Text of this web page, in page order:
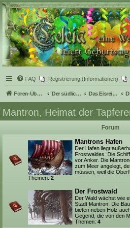
Celcia - eine Welt der
Fantasy
FAQ Registrierung (Informationen)
Foren-Übersicht Der südliche Teil Celcias Das Eisreich
Mantron, Heimat der
Forum
Mantrons Hafen
Der Hafen liegt
Frostwaldes. Die
vor Anker. Die
zum Meer angelegt,
müssen, weil die
Themen: 2
Der Frostwald
Der Wald wächst wie
Stadt Mantron. Die
bieten neben Holz
Gegend, die von den
Themen: 4